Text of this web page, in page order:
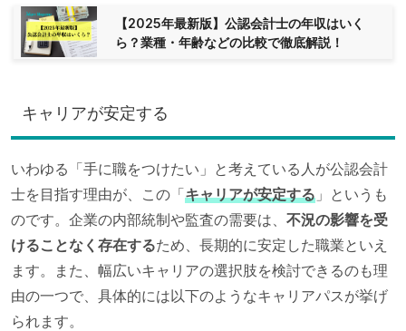
【2025年最新版】公認会計士の年収はいく
ら？業種・年齢などの比較で徹底解説！
キャリアが安定する
いわゆる「手に職をつけたい」と考えている人が公認会計
士を目指す理由が、この「キャリアが安定する 」というも
のです。企業の内部統制や監査の需要は、 不況の影響を受
けることなく存在するため、長期的に安定した職業といえ
ます。また、幅広いキャリアの選択肢を検討できるのも理
由の一つで、具体的には以下のようなキャリアパスが挙げ
られます。